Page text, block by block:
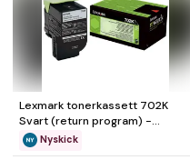
Lexmark tonerkassett 702K
Svart (return program) -
Nyskick - originalförpackning
saknas
Nyskick